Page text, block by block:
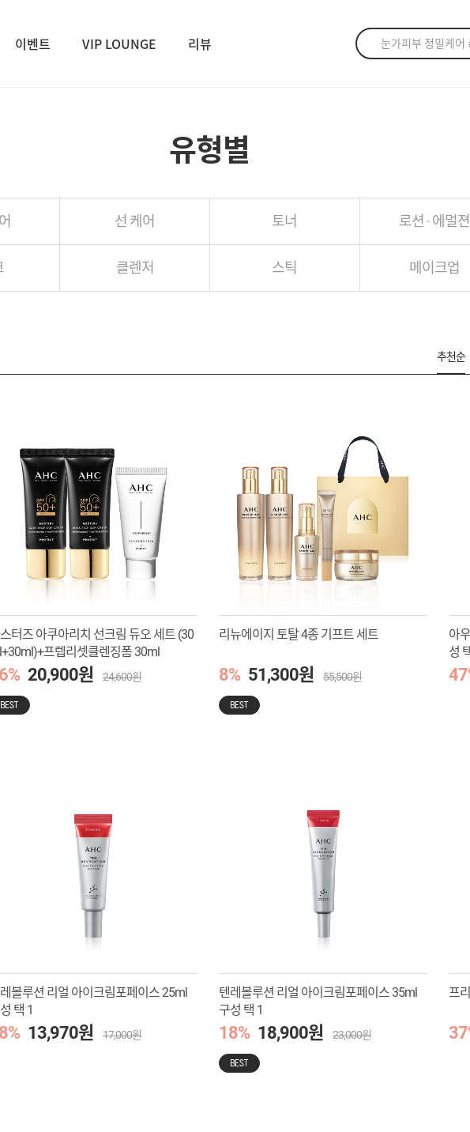
이벤트 VIP LOUNGE 리뷰
유형별
선 케어 토너 로션 · 에멀젼
클렌저 스틱 메이크업
추천순
터즈 아쿠아리치 선크림 듀오 세트 (30
프렙리셋클렌징폼 30ml
20,900원 24,600원
BEST
리뉴에이지 토탈 4종 기프트 세트
8% 51,300원 55,500원
BEST
아
성
볼루션 리얼 아이크림포페이스 25ml
택 1
13,970원 17,000원
텐레볼루션 리얼 아이크림포페이스 35ml
구성 택 1
18% 18,900원 23,000원
BEST
프